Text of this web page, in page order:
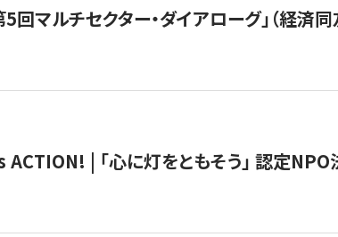
回マルチセクター・ダイアローグ」（経済
| 「心に灯をともそう」 認定